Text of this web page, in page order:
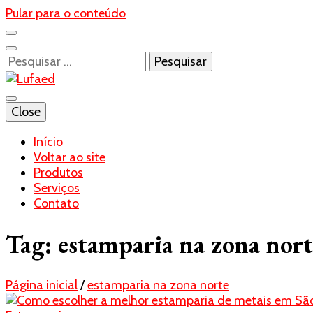
Pular para o conteúdo
Pesquisar
por:
Lufaed
Blog- Lufaed
Close
Início
Voltar ao site
Produtos
Serviços
Contato
Tag: estamparia na zona
Página inicial/estamparia na zona norte